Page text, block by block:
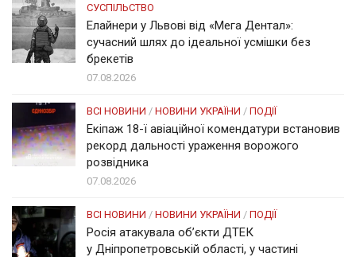
СУСПІЛЬСТВО
Елайнери у Львові від «Мега Дентал»:
сучасний шлях до ідеальної усмішки без
брекетів
07.08.2026
ВСІ НОВИНИ / НОВИНИ УКРАЇНИ / ПОДІЇ
Екіпаж 18-ї авіаційної комендатури встановив
рекорд дальності ураження ворожого
розвідника
07.08.2026
ВСІ НОВИНИ / НОВИНИ УКРАЇНИ / ПОДІЇ
Росія атакувала об’єкти ДТЕК
у Дніпропетровській області, у частині